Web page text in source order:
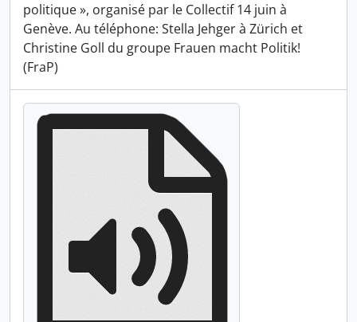
politique », organisé par le Collectif 14 juin à
Genève. Au téléphone: Stella Jehger à Zürich et
Christine Goll du groupe Frauen macht Politik!
(FraP)